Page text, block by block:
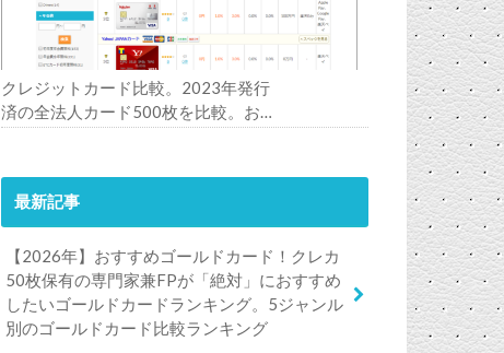
クレジットカード比較。2023年発行
済の全法人カード500枚を比較。お
最新記事
【2026年】おすすめゴールドカード！クレカ
50枚保有の専門家兼FPが「絶対」におすすめ
したいゴールドカードランキング。5ジャンル
別のゴールドカード比較ランキング